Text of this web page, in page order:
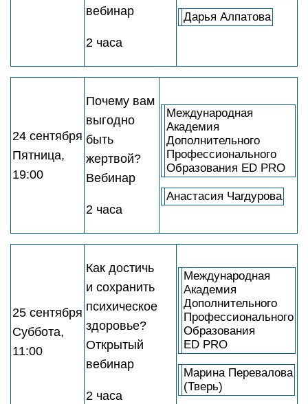
вебинар
2 часа
Дарья Алпатова
24 сентября
Пятница,
19:00
Почему вам
выгодно
быть
жертвой?
Вебинар
2 часа
Международная
Академия
Дополнительного
Профессионального
Образования ED PRO
Анастасия Чагдурова
25 сентября
Суббота,
11:00
Как достичь
и сохранить
психическое
здоровье?
Открытый
вебинар
2 часа
Международная
Академия
Дополнительного
Профессионального
Образования
ED PRO
Марина Перевалова
(Тверь)